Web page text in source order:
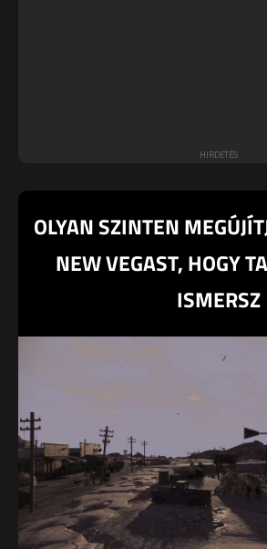
OLYAN SZINTEN
NEW VEGAST, HOGY
ISMERSZ